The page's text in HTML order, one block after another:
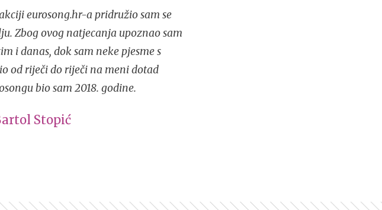
eurosong.hr-a pridružio sam se
Zbog ovog natjecanja upoznao sam
i danas, dok sam neke pjesme s
od riječi do riječi na meni dotad
bio sam 2018. godine.
Stopić